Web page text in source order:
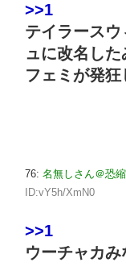
>>1
テイラース
ュに改名した
フェミが発
76: 名無しさん＠恐
ID:vY5h/XmN0
>>1
ウーチャカ